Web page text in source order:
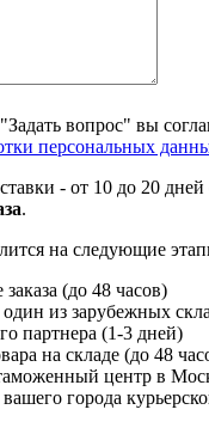
вопрос" вы
персональных
- от 10 до 20 дней
.
на следующие
(до 48 часов)
один из зарубежных
партнера (1-3 дней)
на складе (до 48
центр в
вашего города